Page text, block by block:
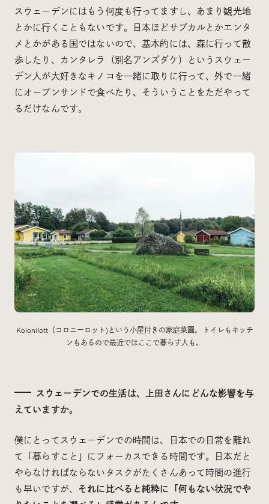
スウェーデンにはもう何度も行ってますし、あまり観光地
とかに行くこともないです。日本ほどサブカルとかエンタ
メとかがある国ではないので、基本的には、森に行って散
歩したり、カンタレラ（別名アンズダケ）というスウェー
デン人が大好きなキノコを一緒に取りに行って、外で一緒
にオープンサンドで食べたり、そういうことをただやって
るだけなんです。
Kolonilott（コロニーロット)という小屋付きの家庭菜園。 トイレもキッチ
ンもあるので最近ではここで暮らす人も。
スウェーデンでの生活は、上田さんにどんな影響を与
えていますか。
僕にとってスウェーデンでの時間は、日本での日常を離れ
て「暮らすこと」にフォーカスできる時間です。日本だと
やらなければならないタスクがたくさんあって時間の進行
も早いですが、 それに比べると純粋に「何もない状況でや